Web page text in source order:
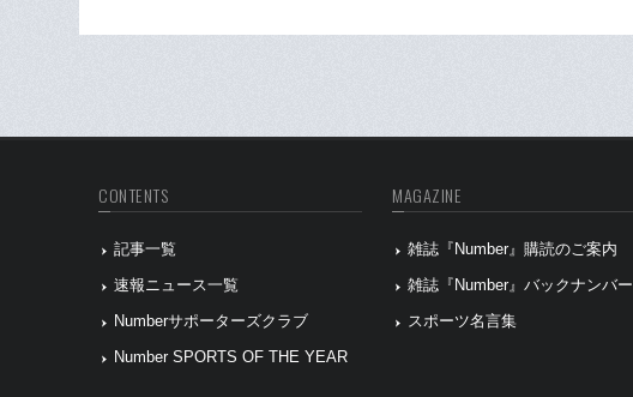
CONTENTS
記事一覧
速報ニュース一覧
Numberサポーターズクラブ
Number SPORTS OF THE YEAR
MAGAZINE
雑誌『Number』購読のご案内
雑誌『Number』バックナンバー
スポーツ名言集